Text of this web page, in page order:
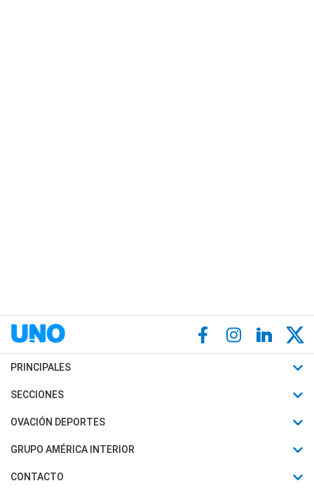
PRINCIPALES
Últimas Noticias
Política
Judiciales
SECCIONES
Horóscopo
Motores
OVACIÓN DEPORTES
Fútbol
Mundial
GRUPO AMÉRICA INTERIOR
Canal 7 en Vivo
CONTACTO